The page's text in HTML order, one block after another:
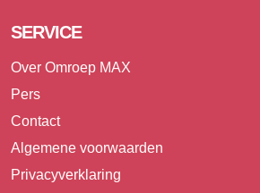
SERVICE
Over Omroep MAX
Pers
Contact
Algemene voorwaarden
Privacyverklaring